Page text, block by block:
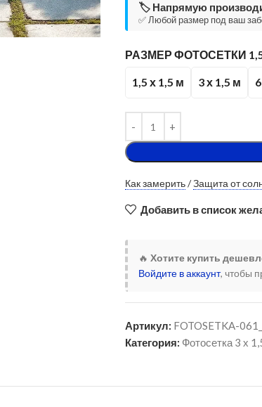
🏷️ Напрямую
✅ Любой размер под ваш
РАЗМЕР ФОТОСЕТКИ
1,5 х 1,5 м 3 х 1,5 м
Как замерить/Защита от
Добавить в список
🔥 Хотите купить
Войдите в аккаунт, чтобы
Артикул: FOTOSETKA-
Категория: Фотосетка 3 х